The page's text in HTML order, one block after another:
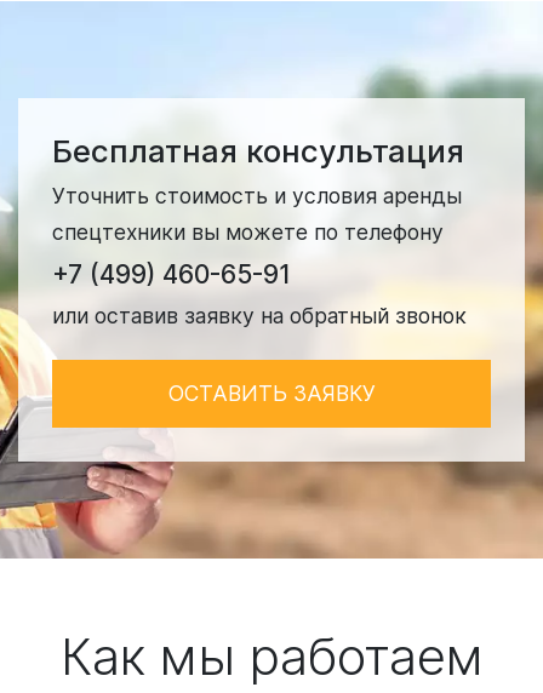
Бесплатная консультация
Уточнить стоимость и условия аренды
спецтехники вы можете по телефону
+7 (499) 460-65-91
или оставив заявку на обратный звонок
ОСТАВИТЬ ЗАЯВКУ
Как мы работаем